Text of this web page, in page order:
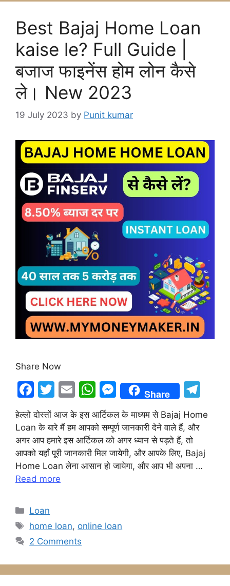
Best Bajaj Home Loan
kaise le? Full Guide |
बजाज फाइनेंस होम लोन कैसे
ले। New 2023
19 July 2023 by Punit kumar
Share Now
F
a
c
e
b
o
o
k
T
itt
er
E
ai
l
W
h
at
s
A
p
M
e
s
s
e
n
Share
e
a
m
हेल्लो दोस्तों आज के इस आर्टिकल के माध्यम से Bajaj Home
Loan के बारे मैं हम आपको सम्पूर्ण जानकारी देने वाले हैं, और
अगर आप हमारे इस आर्टिकल को अगर ध्यान से पड़ते हैं, तो
आपको यहाँ पूरी जानकारी मिल जायेगी, और आपके लिए, Bajaj
Home Loan लेना आसान हो जायेगा, और आप भी अपना …
Read more
Categories
Loan
Tags
home loan, online loan
2 Comments